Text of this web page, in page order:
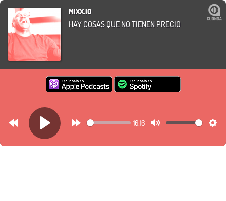
MIXX.IO
HAY COSAS QUE NO TIENEN PRECIO
Rewind
30s
Play
30s
16:16